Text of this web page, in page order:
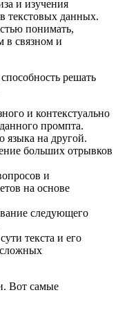
и изучения
текстовых данных.
понимать,
в связном и
решать
и контекстуально
промпта.
языка на другой.
больших отрывков
и
на основе
следующего
текста и его
сложных
Вот самые